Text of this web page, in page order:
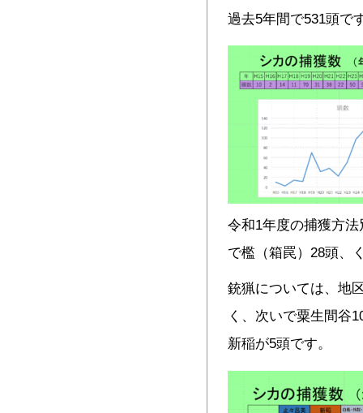
過去5年間で531頭で
令和1年度の捕獲方
で檻（箱罠）28頭、
銃猟については、地
く、次いで粟生間谷
新稲が5頭です。